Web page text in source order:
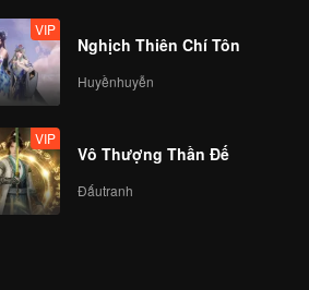
VIP
Nghịch Thiên Chí Tôn
Huyềnhuyễn
VIP
Vô Thượng Thần Đế
Đấutranh